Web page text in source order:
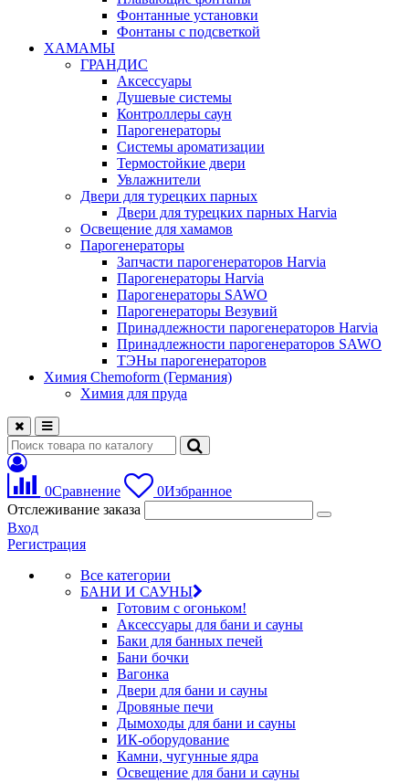
Фонтанные установки
Фонтаны с подсветкой
ХАМАМЫ
ГРАНДИС
Аксессуары
Душевые системы
Контроллеры саун
Парогенераторы
Системы ароматизации
Термостойкие двери
Увлажнители
Двери для турецких парных
Двери для турецких парных Harvia
Освещение для хамамов
Парогенераторы
Запчасти парогенераторов Harvia
Парогенераторы Harvia
Парогенераторы SAWO
Парогенераторы Везувий
Принадлежности парогенераторов Harvia
Принадлежности парогенераторов SAWO
ТЭНы парогенераторов
Химия Chemoform (Германия)
Химия для пруда
0Сравнение 0Избранное
Отслеживание заказа
Вход
Регистрация
Все категории
БАНИ И САУНЫ
Готовим с огоньком!
Аксессуары для бани и сауны
Баки для банных печей
Бани бочки
Вагонка
Двери для бани и сауны
Дровяные печи
Дымоходы для бани и сауны
ИК-оборудование
Камни, чугунные ядра
Освещение для бани и сауны